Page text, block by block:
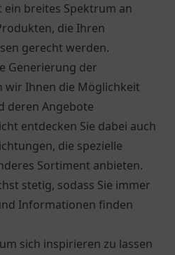
ein breites Spektrum an
die Ihren
gerecht werden.
Generierung der
wir Ihnen die Möglichkeit
deren Angebote
entdecken Sie dabei auch
die spezielle
Sortiment anbieten.
stetig, sodass Sie immer
Informationen finden
sich inspirieren zu lassen